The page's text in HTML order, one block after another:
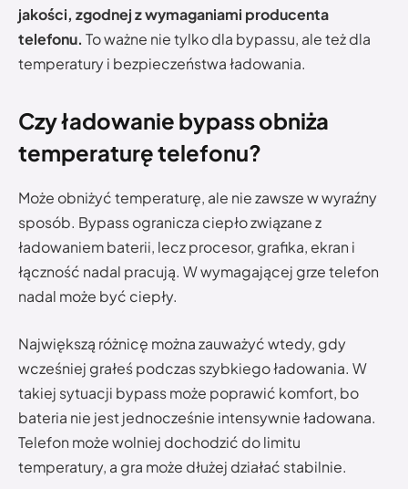
jakości, zgodnej z wymaganiami producenta
telefonu. To ważne nie tylko dla bypassu, ale też dla
temperatury i bezpieczeństwa ładowania.
Czy ładowanie bypass obniża
temperaturę telefonu?
Może obniżyć temperaturę, ale nie zawsze w wyraźny
sposób. Bypass ogranicza ciepło związane z
ładowaniem baterii, lecz procesor, grafika, ekran i
łączność nadal pracują. W wymagającej grze telefon
nadal może być ciepły.
Największą różnicę można zauważyć wtedy, gdy
wcześniej grałeś podczas szybkiego ładowania. W
takiej sytuacji bypass może poprawić komfort, bo
bateria nie jest jednocześnie intensywnie ładowana.
Telefon może wolniej dochodzić do limitu
temperatury, a gra może dłużej działać stabilnie.